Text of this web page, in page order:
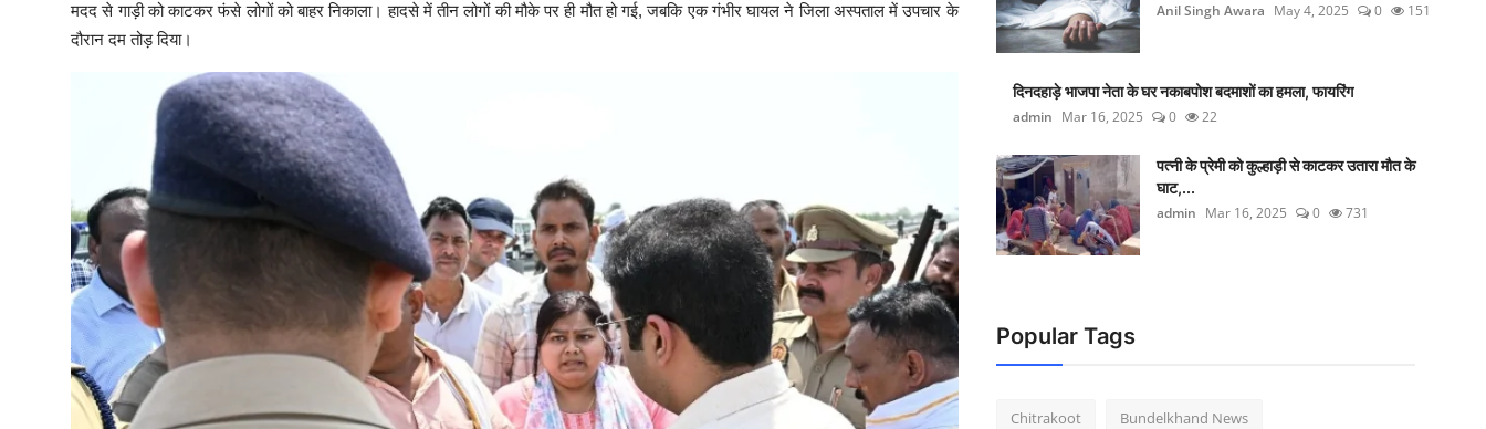
मदद से गाड़ी को काटकर फंसे लोगों को बाहर निकाला। हादसे में तीन लोगों की मौके पर ही मौत हो गई, जबकि एक गंभीर घायल ने जिला अस्पताल में उपचार के
दौरान दम तोड़ दिया।
Anil Singh Awara May 4, 2025 0 151
दिनदहाड़े भाजपा नेता के घर नकाबपोश बदमाशों का हमला, फायरिंग
admin Mar 16, 2025 0 22
पत्नी के प्रेमी को कुल्हाड़ी से काटकर उतारा मौत के
घाट,...
admin Mar 16, 2025 0 731
Popular Tags
Chitrakoot Bundelkhand News